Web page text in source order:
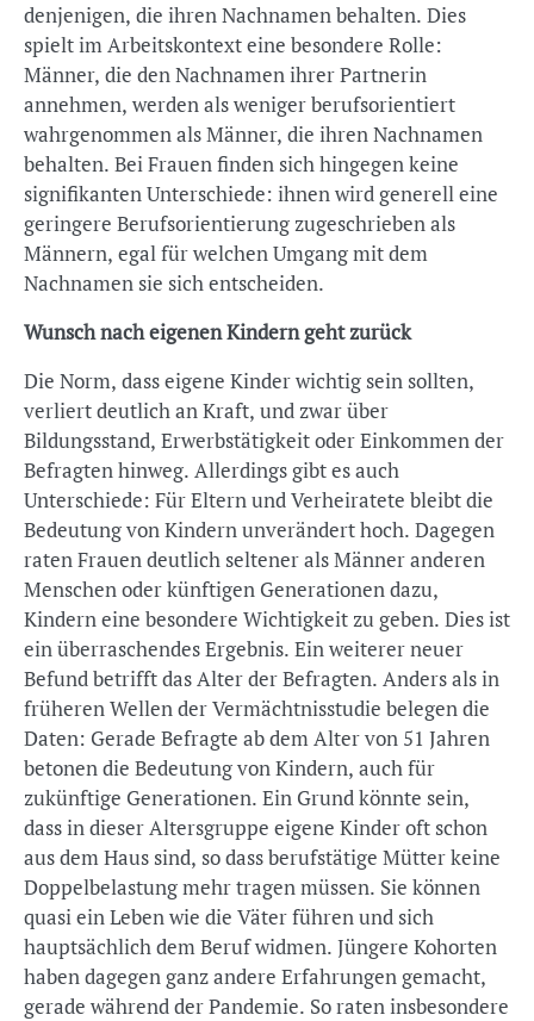
denjenigen, die ihren Nachnamen behalten. Dies
spielt im Arbeitskontext eine besondere Rolle:
Männer, die den Nachnamen ihrer Partnerin
annehmen, werden als weniger berufsorientiert
wahrgenommen als Männer, die ihren Nachnamen
behalten. Bei Frauen finden sich hingegen keine
signifikanten Unterschiede: ihnen wird generell eine
geringere Berufsorientierung zugeschrieben als
Männern, egal für welchen Umgang mit dem
Nachnamen sie sich entscheiden.
Wunsch nach eigenen Kindern geht zurück
Die Norm, dass eigene Kinder wichtig sein sollten,
verliert deutlich an Kraft, und zwar über
Bildungsstand, Erwerbstätigkeit oder Einkommen der
Befragten hinweg. Allerdings gibt es auch
Unterschiede: Für Eltern und Verheiratete bleibt die
Bedeutung von Kindern unverändert hoch. Dagegen
raten Frauen deutlich seltener als Männer anderen
Menschen oder künftigen Generationen dazu,
Kindern eine besondere Wichtigkeit zu geben. Dies ist
ein überraschendes Ergebnis. Ein weiterer neuer
Befund betrifft das Alter der Befragten. Anders als in
früheren Wellen der Vermächtnisstudie belegen die
Daten: Gerade Befragte ab dem Alter von 51 Jahren
betonen die Bedeutung von Kindern, auch für
zukünftige Generationen. Ein Grund könnte sein,
dass in dieser Altersgruppe eigene Kinder oft schon
aus dem Haus sind, so dass berufstätige Mütter keine
Doppelbelastung mehr tragen müssen. Sie können
quasi ein Leben wie die Väter führen und sich
hauptsächlich dem Beruf widmen. Jüngere Kohorten
haben dagegen ganz andere Erfahrungen gemacht,
gerade während der Pandemie. So raten insbesondere